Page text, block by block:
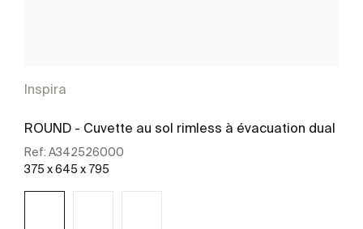
Inspira
ROUND - Cuvette au sol rimless à évacuation dual
Ref: A342526000
375 x 645 x 795